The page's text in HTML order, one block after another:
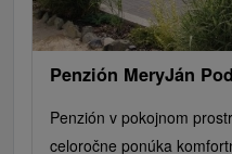
Penzión MeryJán
Penzión v pokojnom
celoročne ponúka